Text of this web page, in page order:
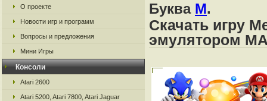
О проекте
Новости игр и программ
Вопросы и предложения
Мини Игры
Консоли
Atari 2600
Atari 5200, Atari 7800, Atari Jaguar
Буква M.
Скачать игру
эмулятором